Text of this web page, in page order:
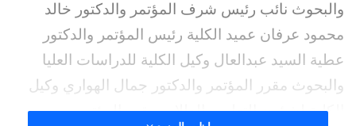
والبحوث نائب رئيس شرف المؤتمر والدكتور خالد
محمود عرفان عميد الكلية رئيس المؤتمر والدكتور
عطية السيد عبدالعال وكيل الكلية للدراسات العليا
والبحوث مقرر المؤتمر والدكتور جمال الهواري وكيل
الكلية لشؤون التعليم والطلاب مقرر المؤتمر.